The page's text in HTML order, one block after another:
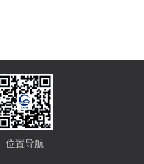
位置导航